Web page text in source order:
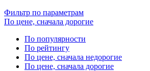
Фильтр по параметрам
По цене, сначала дорогие
По популярности
По рейтингу
По цене, сначала недорогие
По цене, сначала дорогие